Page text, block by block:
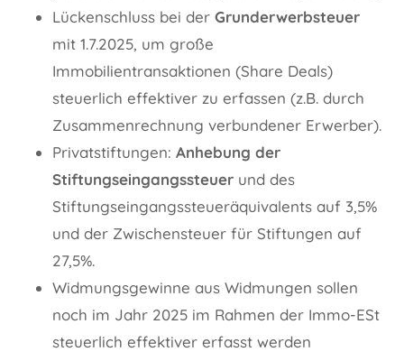
Lückenschluss bei der Grunderwerbsteuer
mit 1.7.2025, um große
Immobilientransaktionen (Share Deals)
steuerlich effektiver zu erfassen (z.B. durch
Zusammenrechnung verbundener Erwerber).
Privatstiftungen: Anhebung der
Stiftungseingangssteuer und des
Stiftungseingangssteueräquivalents auf 3,5%
und der Zwischensteuer für Stiftungen auf
27,5%.
Widmungsgewinne aus Widmungen sollen
noch im Jahr 2025 im Rahmen der Immo-ESt
steuerlich effektiver erfasst werden